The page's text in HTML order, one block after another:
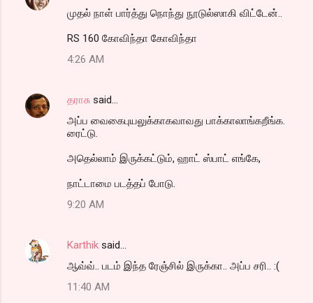
முதல் நாள் பார்த்து நொந்து நூடுல்ஸாகி விட்டேன்..
RS 160 கோவிந்தா கோவிந்தா
4:26 AM
தராசு said…
அப்ப வைகைபுயலுக்காகவாவது பாக்காலாங்கறீங்க.
ரைட்டு.
அதெல்லாம் இருக்கட்டும், ஹாட் ஸ்பாட் எங்கே,
நாட்டாமை படத்தப் போடு.
9:20 AM
Karthik said…
ஆவ்வ்.. படம் இந்த ரேஞ்சில் இருக்கா.. அப்ப சரி.. :(
11:40 AM